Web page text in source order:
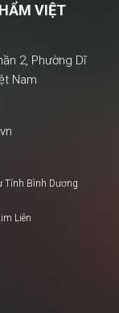
Quyết
Hưởng
VIỆT
2, Phường Dĩ
Nam
Tỉnh Bình Dương
Liên